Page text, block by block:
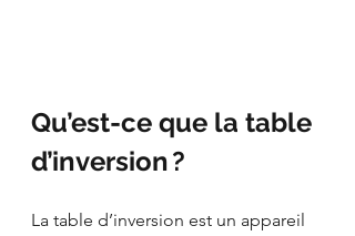
Qu’est-ce que la table
d’inversion ?
La table d’inversion est un appareil